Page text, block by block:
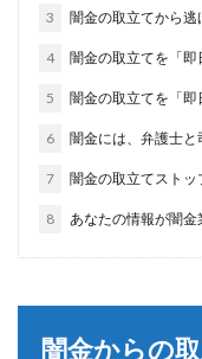
3 闇金の取立てから逃
4 闇金の取立てを「即
5 闇金の取立てを「即
6 闇金には、弁護士と
7 闇金の取立てストッ
8 あなたの情報が闇金
闇金からの